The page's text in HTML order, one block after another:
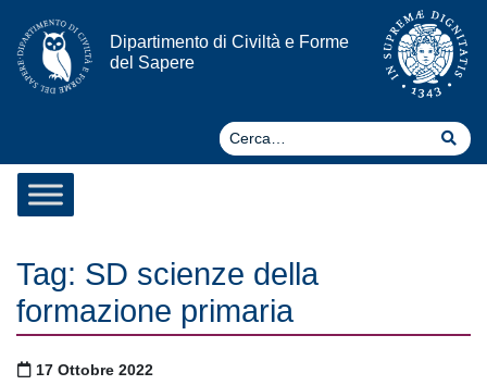
Vai al contenuto
Dipartimento di Civiltà e Forme
del Sapere
Tag: SD scienze della
formazione primaria
Pubblicato il
17 Ottobre 2022